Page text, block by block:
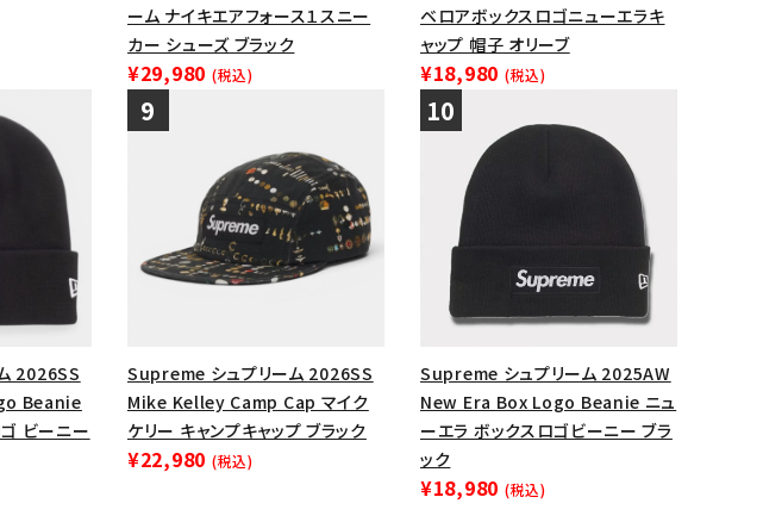
ーム ナイキエアフォース１スニー
カー シューズ ブラック
¥29,980 (税込)
ベロアボックスロゴニューエラキ
ャップ 帽子 オリーブ
¥18,980 (税込)
2026SS
Beanie
ビーニー
Supreme シュプリーム 2026SS
Mike Kelley Camp Cap マイク
ケリー キャンプキャップ ブラック
¥22,980 (税込)
Supreme シュプリーム 2025AW
New Era Box Logo Beanie ニュ
ーエラ ボックスロゴビーニー ブラ
ック
¥18,980 (税込)